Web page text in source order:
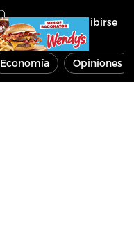
Inscribirse
Economía Opiniones